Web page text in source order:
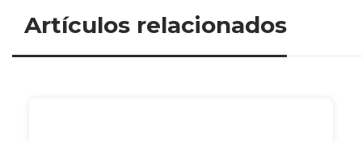
Artículos relacionados